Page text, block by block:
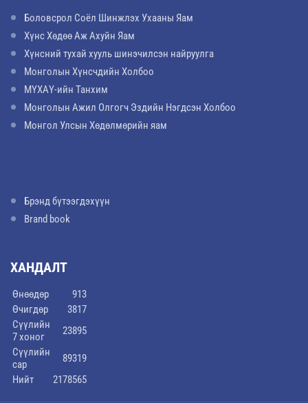
Боловсрол Соёл Шинжлэх Ухааны Яам
Хүнс Хөдөө Аж Ахуйн Яам
Хүнсний тухай хууль шинэчилсэн найруулга
Монголын Хүнсчдийн Холбоо
МҮХАҮ-ийн Танхим
Монголын Ажил Олгогч Эздийн Нэгдсэн Холбоо
Монгол Улсын Хөдөлмөрийн яам
Брэнд бүтээгдэхүүн
Brand book
ХАНДАЛТ
Өнөөдөр
913
Өчигдөр
3817
Сүүлийн
7 хоног
23895
Сүүлийн
сар
89319
Нийт
2178565